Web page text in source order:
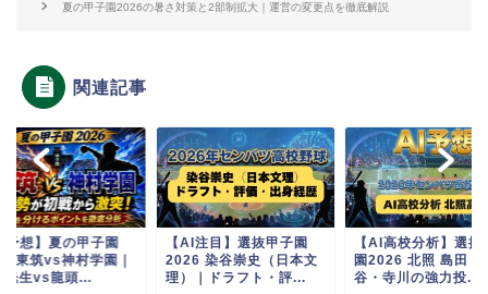
夏の甲子園2026の暑さ対策と2部制拡大｜運営の変更点を徹底解説
関連記事
予想】夏の甲子園
東筑vs神村学園｜
光生vs龍頭...
【AI注目】選抜甲子園
2026 染谷崇史（日本文
理）｜ドラフト・評...
【AI高校分析】選抜
園2026 北照 島田・
谷・寺川の強力投...